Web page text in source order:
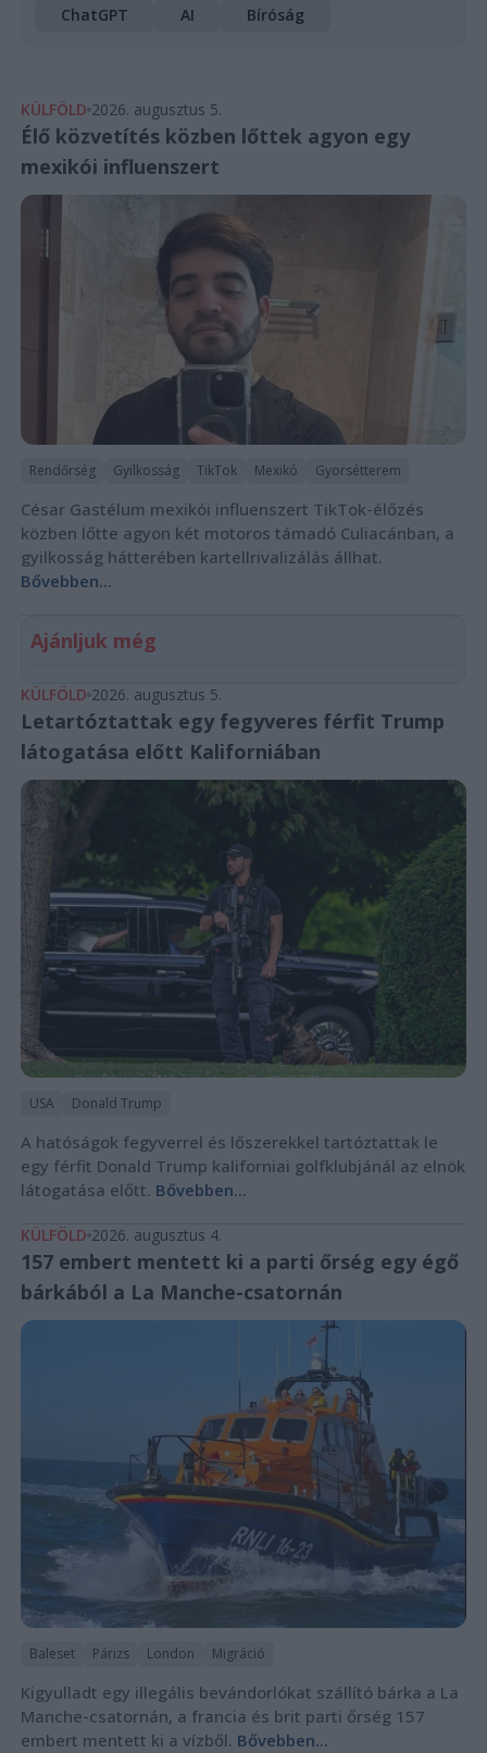
ChatGPT AI Bíróság
KÜLFÖLD 2026. augusztus 5.
Élő közvetítés közben lőttek agyon egy
mexikói influenszert
Rendőrség Gyilkosság TikTok Mexikó Gyorsétterem
César Gastélum mexikói influenszert TikTok-élőzés
közben lőtte agyon két motoros támadó Culiacánban, a
gyilkosság hátterében kartellrivalizálás állhat.
Bővebben...
Ajánljuk még
KÜLFÖLD 2026. augusztus 5.
Letartóztattak egy fegyveres férfit Trump
látogatása előtt Kaliforniában
USA Donald Trump
A hatóságok fegyverrel és lőszerekkel tartóztattak le
egy férfit Donald Trump kaliforniai golfklubjánál az elnök
látogatása előtt. Bővebben...
KÜLFÖLD 2026. augusztus 4.
157 embert mentett ki a parti őrség egy égő
bárkából a La Manche-csatornán
Baleset Párizs London Migráció
Kigyulladt egy illegális bevándorlókat szállító bárka a La
Manche-csatornán, a francia és brit parti őrség 157
embert mentett ki a vízből. Bővebben...